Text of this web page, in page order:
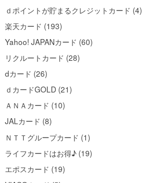
ｄポイントが貯まるクレジットカード (4)
楽天カード (193)
Yahoo! JAPANカード (60)
リクルートカード (28)
dカード (26)
ｄカードGOLD (21)
ＡＮＡカード (10)
JALカード (8)
ＮＴＴグループカード (1)
ライフカードはお得♪ (19)
エポスカード (19)